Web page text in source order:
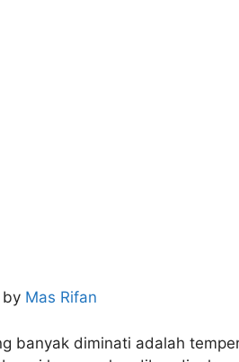
by Mas Rifan
banyak diminati adalah